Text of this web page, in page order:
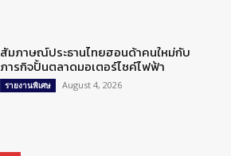
สัมภาษณ์ประธานไทยฮอนด้าคนใหม่กับ
ภารกิจปั้นตลาดมอเตอร์ไซค์ไฟฟ้า
รายงานพิเศษ August 4, 2026